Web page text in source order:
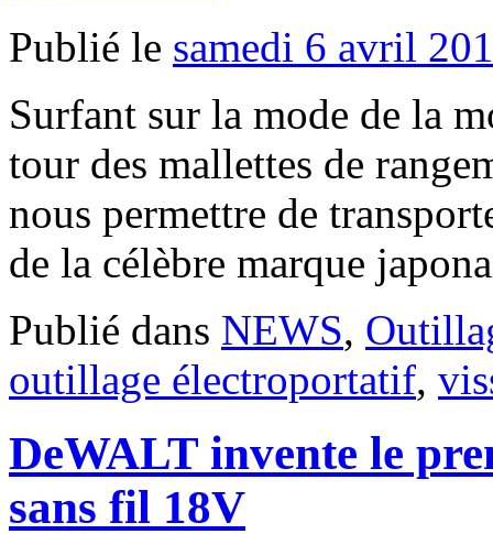
Publié le samedi 6 avril
Surfant sur la mode de la
tour des mallettes de
nous permettre de
de la célèbre marque
Publié dans NEWS,
outillage électroportatif,
DeWALT invente le
sans fil 18V